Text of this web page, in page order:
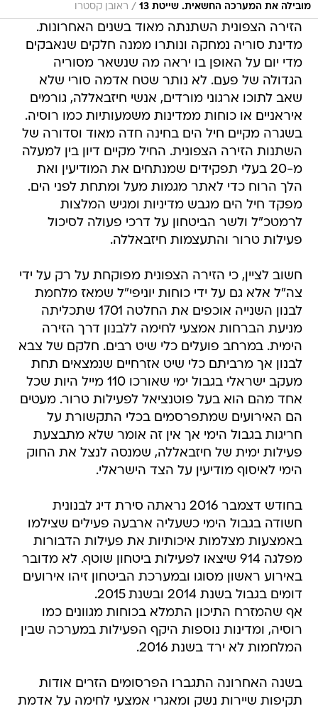
מובילה את המערכה החשאית. שייטת 13 / ראובן קסטרו
הזירה הצפונית השתנתה מאוד בשנים האחרונות.
מדינת סוריה נמחקה ונותרו ממנה חלקים שנאבקים
מדי יום על האופן בו יראה מה שנשאר מסוריה
הגדולה של פעם. לא נותר שטח אדמה סורי שלא
שאב לתוכו ארגוני מורדים, אנשי חיזבאללה, גורמים
איראניים או כוחות ממדינות משמעותיות כמו רוסיה.
בשגרה מקיים חיל הים בחינה חדה מאוד וסדורה של
השתנות הזירה הצפונית. החיל מקיים דיון בין למעלה
מ-20 בעלי תפקידים שמנתחים את המודיעין ואת
הלך הרוח כדי לאתר מגמות מעל ומתחת לפני הים.
מפקד חיל הים מגבש מדיניות ומגיש המלצות
לרמטכ"ל ולשר הביטחון על דרכי פעולה לסיכול
פעילות טרור והתעצמות חיזבאללה.
חשוב לציין, כי הזירה הצפונית מפוקחת על רק על ידי
צה"ל אלא גם על ידי כוחות יוניפי"ל שמאז מלחמת
לבנון השנייה אוכפים את החלטה 1701 שתכליתה
מניעת הברחות אמצעי לחימה ללבנון דרך הזירה
הימית. במרחב פועלים כלי שיט רבים. חלקם של צבא
לבנון אך מרביתם כלי שיט אזרחיים שנמצאים תחת
מעקב ישראלי בגבול ימי שאורכו 110 מייל היות שכל
אחד מהם הוא בעל פוטנציאל לפעילות טרור. מעטים
הם האירועים שמתפרסמים בכלי התקשורת על
חריגות בגבול הימי אך אין זה אומר שלא מתבצעת
פעילות ימית של חיזבאללה, שמנסה לנצל את החוק
הימי לאיסוף מודיעין על הצד הישראלי.
בחודש דצמבר 2016 נראתה סירת דיג לבנונית
חשודה בגבול הימי כשעליה ארבעה פעילים שצילמו
באמצעות מצלמות איכותיות את פעילות הדבורות
מפלגה 914 שיצאו לפעילות ביטחון שוטף. לא מדובר
באירוע ראשון מסוגו ובמערכת הביטחון זיהו אירועים
דומים בגבול בשנת 2014 ובשנת 2015.
אף שהמזרח התיכון התמלא בכוחות מגוונים כמו
רוסיה, ומדינות נוספות היקף הפעילות במערכה שבין
המלחמות לא ירד בשנת 2016.
בשנה האחרונה התגברו הפרסומים הזרים אודות
תקיפות שיירות נשק ומאגרי אמצעי לחימה על אדמת